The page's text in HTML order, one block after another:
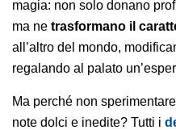
magia: non solo donano
ma ne trasformano il
all’altro del mondo,
regalando al palato
Ma perché non
note dolci e inedite? Tutti i